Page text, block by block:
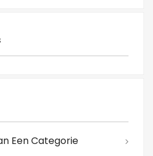
Een Categorie